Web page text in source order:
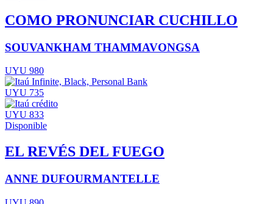
COMO PRONUNCIAR CUCHILLO
SOUVANKHAM THAMMAVONGSA
UYU 980
UYU 735
UYU 833
Disponible
EL REVÉS DEL FUEGO
ANNE DUFOURMANTELLE